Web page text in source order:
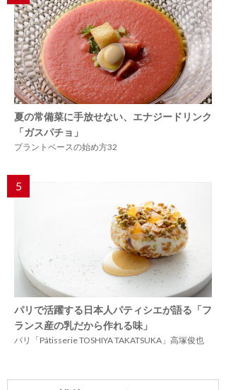
夏の常備菜に手放せない、エナジードリンク
「ガスパチョ」
プラントベースの始め方32
5
パリで活躍する日本人パティシエが語る「フ
ランス産の乳だから作れる味」
パリ「Pâtisserie TOSHIYA TAKATSUKA」高塚俊也